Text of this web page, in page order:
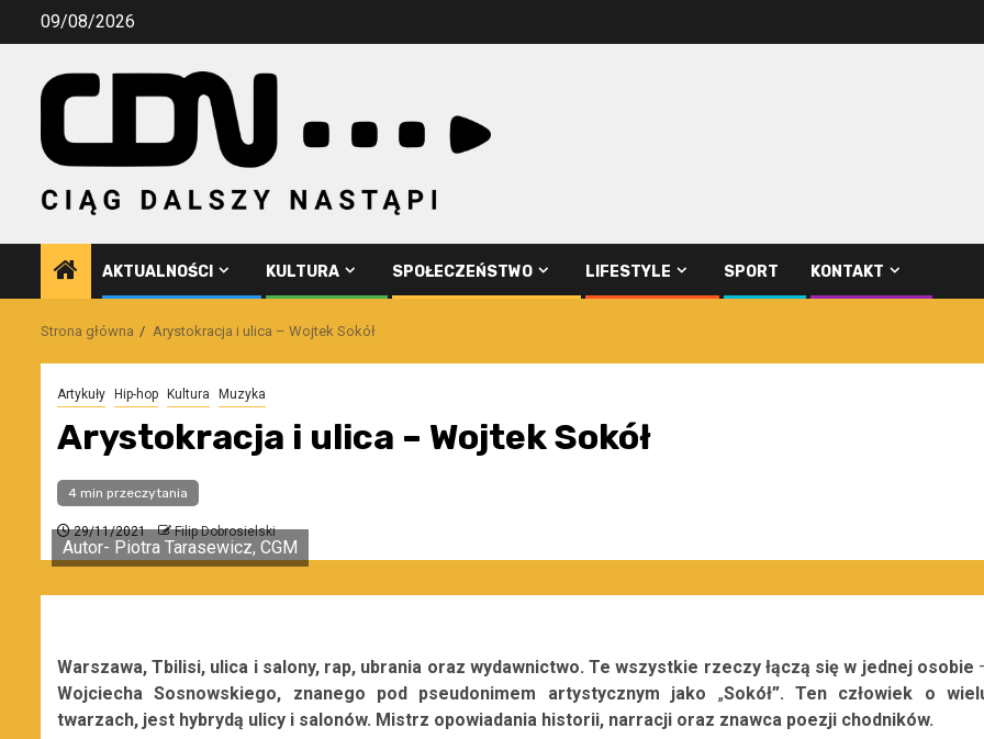
Przejdź09/08/2026
AKTUALNOŚCI KULTURA SPOŁECZEŃSTWO LIFESTYLE SPORT KONTAKT
Strona główna Arystokracja i ulica – Wojtek Sokół
Artykuły Hip-hop Kultura Muzyka
Arystokracja i ulica – Wojtek Sokół
4 min przeczytania
29/11/2021 Filip Dobrosielski
Autor- Piotra Tarasewicz, CGM
Warszawa, Tbilisi, ulica i salony, rap, ubrania oraz wydawnictwo.Te wszystkie rzeczy łączą się w jednej osobie
Wojciecha Sosnowskiego, znanego pod pseudonimem artystycznym jako „Sokół”. Ten człowiek o
twarzach, jest hybrydą ulicy i salonów. Mistrz opowiadania historii, narracji oraz znawca poezji chodników.